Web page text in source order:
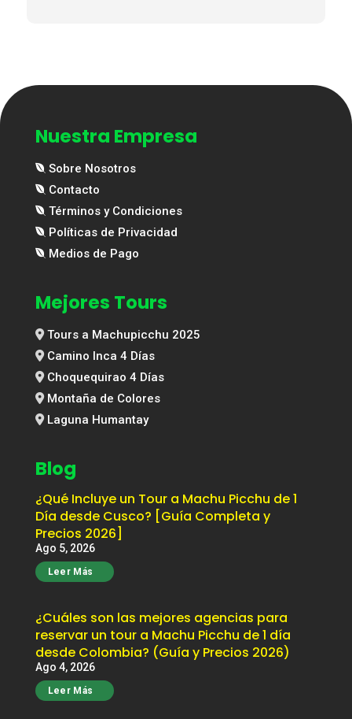
Nuestra Empresa
Sobre Nosotros
Contacto
Términos y Condiciones
Políticas de Privacidad
Medios de Pago
Mejores Tours
Tours a Machupicchu 2025
Camino Inca 4 Días
Choquequirao 4 Días
Montaña de Colores
Laguna Humantay
Blog
¿Qué Incluye un Tour a Machu Picchu de 1
Día desde Cusco? [Guía Completa y
Precios 2026]
Ago 5, 2026
Leer Más
¿Cuáles son las mejores agencias para
reservar un tour a Machu Picchu de 1 día
desde Colombia? (Guía y Precios 2026)
Ago 4, 2026
Leer Más